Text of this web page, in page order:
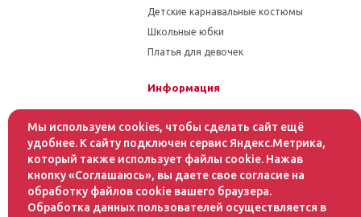
Детские карнавальные костюмы
Школьные юбки
Платья для девочек
Информация
Условия оплаты
Условия доставки
Помощь
Мы используем cookies, чтобы сделать сайт ещё
удобнее. К сайту подключен сервис Яндекс.Метрика,
который также использует файлы cookie. Нажав
кнопку «Соглашаюсь», вы даете свое согласие на
обработку файлов cookie вашего браузера.
Обработка данных пользователей осуществляется в